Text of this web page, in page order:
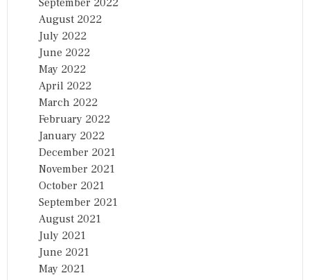
September 2022
August 2022
July 2022
June 2022
May 2022
April 2022
March 2022
February 2022
January 2022
December 2021
November 2021
October 2021
September 2021
August 2021
July 2021
June 2021
May 2021